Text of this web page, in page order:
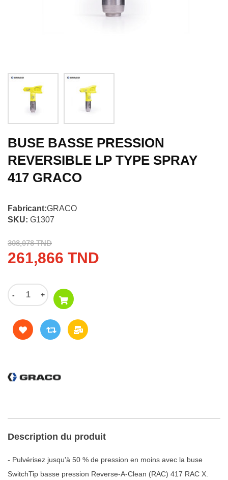
BUSE BASSE PRESSION
REVERSIBLE LP TYPE SPRAY
417 GRACO
Fabricant:GRACO
SKU: G1307
308,078 TND
261,866 TND
- +
Description du produit
- Pulvérisez jusqu'à 50 % de pression en moins avec la buse
SwitchTip basse pression Reverse-A-Clean (RAC) 417 RAC X.